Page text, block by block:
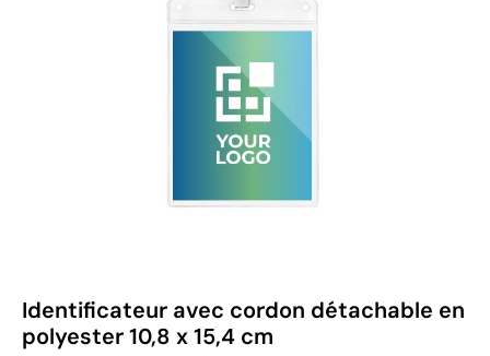
Identificateur avec cordon détachable en
polyester 10,8 x 15,4 cm